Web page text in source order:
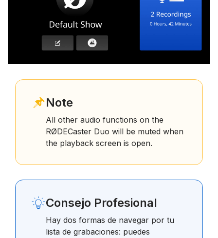
Note
All other audio functions on the
RØDECaster Duo will be muted when
the playback screen is open.
Consejo Profesional
Hay dos formas de navegar por tu
lista de grabaciones: puedes